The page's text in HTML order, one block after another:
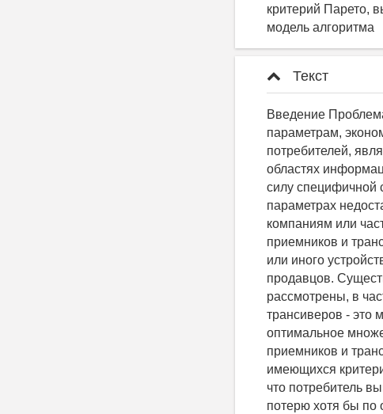
критерий Парето,
модель алгоритма
Текст
Введение
параметрам,
потребителей,
областях
силу специфичной
параметрах
компаниям или
приемников и
или иного
продавцов.
рассмотрены, в
трансиверов - это
оптимальное
приемников и
имеющихся
что потребитель
потерю хотя бы по